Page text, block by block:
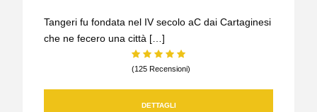
Tangeri fu fondata nel IV secolo aC dai Cartaginesi
che ne fecero una città […]
(125 Recensioni)
DETTAGLI